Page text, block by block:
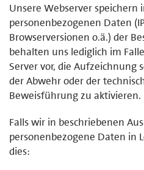
Unsere Webserver
personenbezogenen Daten
Browserversionen o.ä.) der
behalten uns lediglich im
Server vor, die Aufzeichnung
der Abwehr oder der
Beweisführung zu aktivieren.
Falls wir in beschriebenen
personenbezogene Daten in
dies: